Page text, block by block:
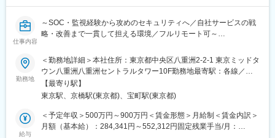
まずは不公正取引や業務モニタリングの対応をお願いする予定で
す。その後、各種法令やコンプライアンス意識浸透のための研修
す。
■当ポジションの魅力：
業務では当該部署内だけでなく、社内横断的にコンプライアンス
そのため会社全体をコンプライアンス面から支えている実感が持
て、やりがいを感じる仕事となっております。
仕事内容
～SOC・監視経験から攻めのセキュリティへ／自社サービスの戦
略・改善まで一貫して担える環境／フルリモート可～
■業務内容：
【主にお任せしたいこと】
◇暗号資産取引所システムや社内システム・ネットワークの堅牢
化
◇機械学習やAIといった新技術を取り入れた検知システムの導
入、ログ分析
◇脅威インテリジェンスの活用やOSINTによる調査活動等の攻め
のセキュリティ
勤務地
＜勤務地詳細＞本社住所：東京都中央区八重洲2-2-1 東京ミッドタ
ウン八重洲八重洲セントラルタワー10F勤務地最寄駅：各線／五
反田駅受動喫煙対策：屋内全面禁煙変更の範囲：会社の定める事
業所（リモートワーク含む）
【最寄り駅】
東京駅、京橋駅(東京都)、宝町駅(東京都)
給与
＜予定年収＞500万円～900万円＜賃金形態＞月給制＜賃金内訳＞
月額（基本給）：284,341円～552,312円固定残業手当/月：